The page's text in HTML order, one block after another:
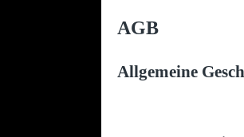
AGB
Allgemeine